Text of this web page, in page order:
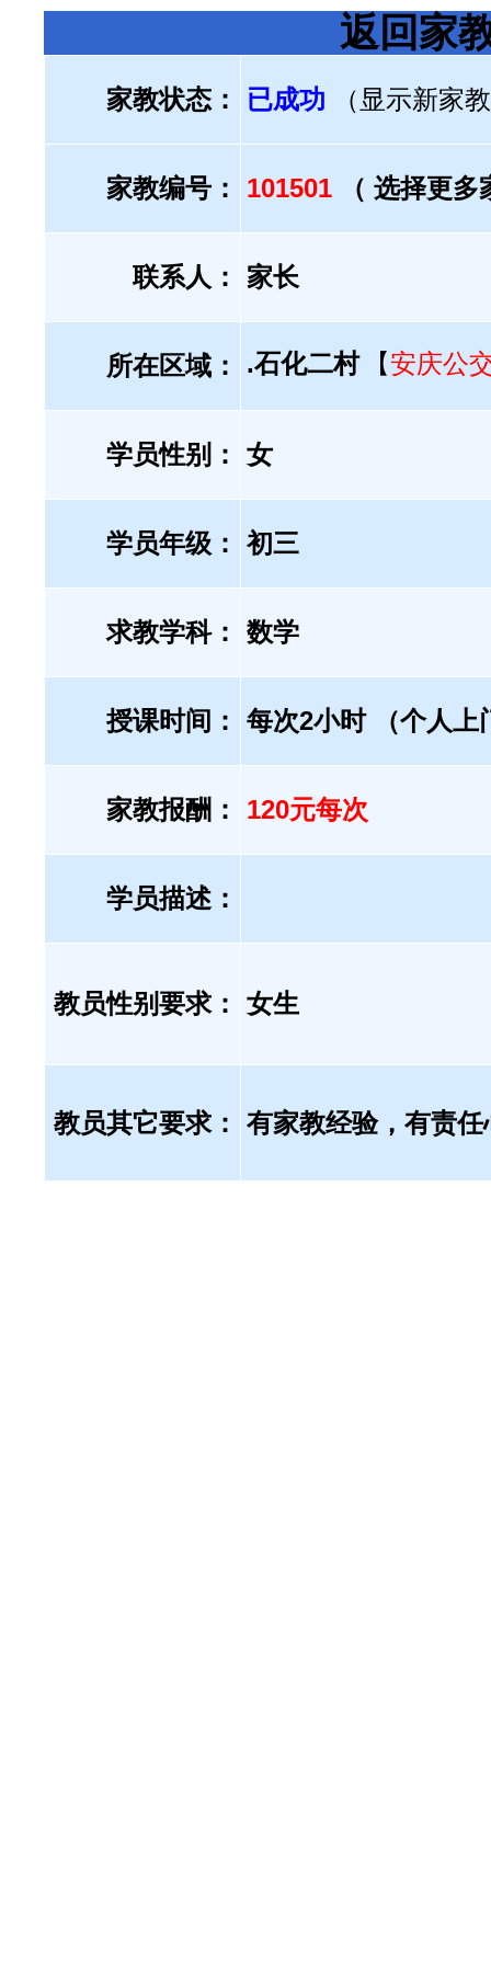
返回家
家教状态： 已成功 （显示新家
家教编号： 101501 （ 选择更
联系人： 家长
所在区域： .石化二村 【安庆公
学员性别： 女
学员年级： 初三
求教学科： 数学
授课时间： 每次2小时 （个人上
家教报酬： 120元每次
学员描述：
教员性别要求： 女生
教员其它要求： 有家教经验，有责任